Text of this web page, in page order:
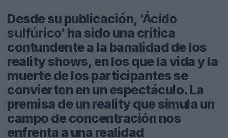
Desde su publicación, ‘Ácido
sulfúrico’ ha sido una crítica
contundente a la banalidad de los
reality shows, en los que la vida y la
muerte de los participantes se
convierten en un espectáculo. La
premisa de un reality que simula un
campo de concentración nos
enfrenta a una realidad